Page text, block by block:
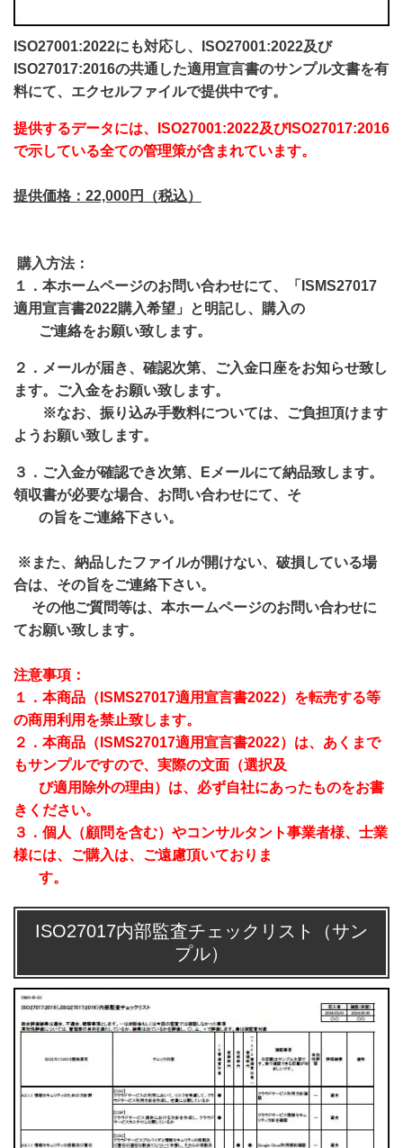
ISO27001:2022にも対応し、ISO27001:2022及び
ISO27017:2016の共通した適用宣言書のサンプル文書を有
料にて、エクセルファイルで提供中です。
提供するデータには、ISO27001:2022及びISO27017:2016
で示している全ての管理策が含まれています。
提供価格：22,000円（税込）
購入方法：
１．本ホームページのお問い合わせにて、
「ISMS27017
適用宣言書2022購入希望」と明記し、 購入の
ご連絡をお願い致します。
２．メールが届き、確認次第、ご入金口座をお知らせ致し
ます。ご入金をお願い致します。
※なお、振り込み手数料については、ご負担頂けます
ようお願い致します。
３．ご入金が確認でき次第、Eメールにて納品致します。
領収書が必要な場合、お問い合わせにて、そ
の旨をご連絡下さい。
※また、納品したファイルが開けない、破損している場
合は、その旨をご連絡下さい。
その他ご質問等は、本ホームページのお問い合わせに
てお願い致します。
注意事項：
１．本商品（ ISMS27017適用宣言書2022）を転売する等
の商用利用を禁止致します。
２．本商品（ ISMS27017適用宣言書2022）は、あくまで
もサンプルですので、実際の文面（選択及
び適用除外の理由）は、必ず自社にあったものをお書
きください。
３．個人（顧問を含む）やコンサルタント事業者様、士業
様には、ご購入は、ご遠慮頂いておりま
す。
ISO27017内部監査チェックリスト（サン
プル）